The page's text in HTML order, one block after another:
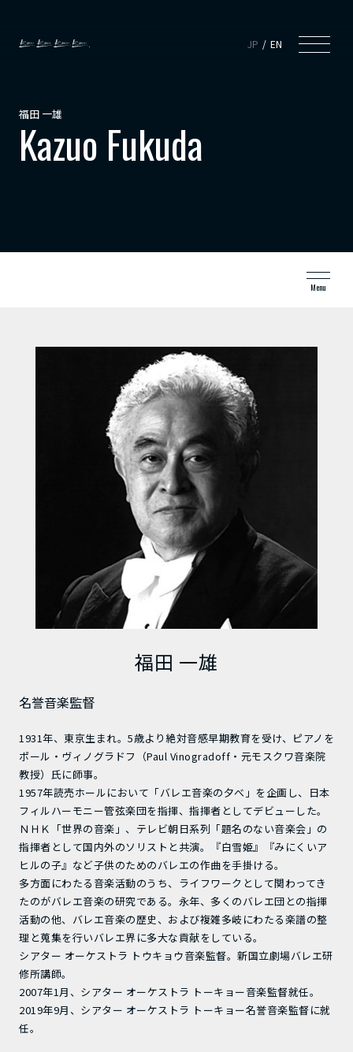
JP EN
福田 一雄
Kazuo Fukuda
Menu
福田 一雄
名誉音楽監督
1931年、東京生まれ。5歳より絶対音感早期教育を受け、ピアノを
ポール・ヴィノグラドフ（Paul Vinogradoff・元モスクワ音楽院
教授）氏に師事。
1957年読売ホールにおいて「バレエ音楽の夕べ」を企画し、日本
フィルハーモニー管弦楽団を指揮、指揮者としてデビューした。
ＮＨＫ「世界の音楽」、テレビ朝日系列「題名のない音楽会」の
指揮者として国内外のソリストと共演。『白雪姫』『みにくいア
ヒルの子』など子供のためのバレエの作曲を手掛ける。
多方面にわたる音楽活動のうち、ライフワークとして関わってき
たのがバレエ音楽の研究である。永年、多くのバレエ団との指揮
活動の他、バレエ音楽の歴史、および複雑多岐にわたる楽譜の整
理と蒐集を行いバレエ界に多大な貢献をしている。
シアター オーケストラ トウキョウ音楽監督。新国立劇場バレエ研
修所講師。
2007年1月、シアター オーケストラ トーキョー音楽監督就任。
2019年9月、シアター オーケストラ トーキョー名誉音楽監督に就
任。